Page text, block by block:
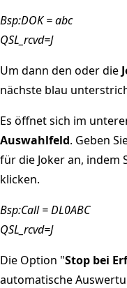
Bsp:DOK = abc
QSL_rcvd=J
Um dann den oder die
nächste blau
Es öffnet sich im
Auswahlfeld. Geben
für die Joker an, indem
klicken.
Bsp:Call = DL0ABC
QSL_rcvd=J
Die Option "Stop bei
automatische